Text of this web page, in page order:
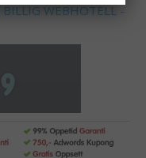
WEBHOTELL -